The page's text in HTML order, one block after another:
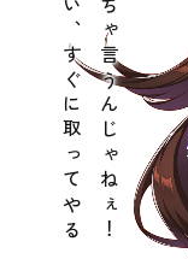
ごちゃごちゃ言うんじゃねぇ！
頂点ぐらい、すぐに取ってやる